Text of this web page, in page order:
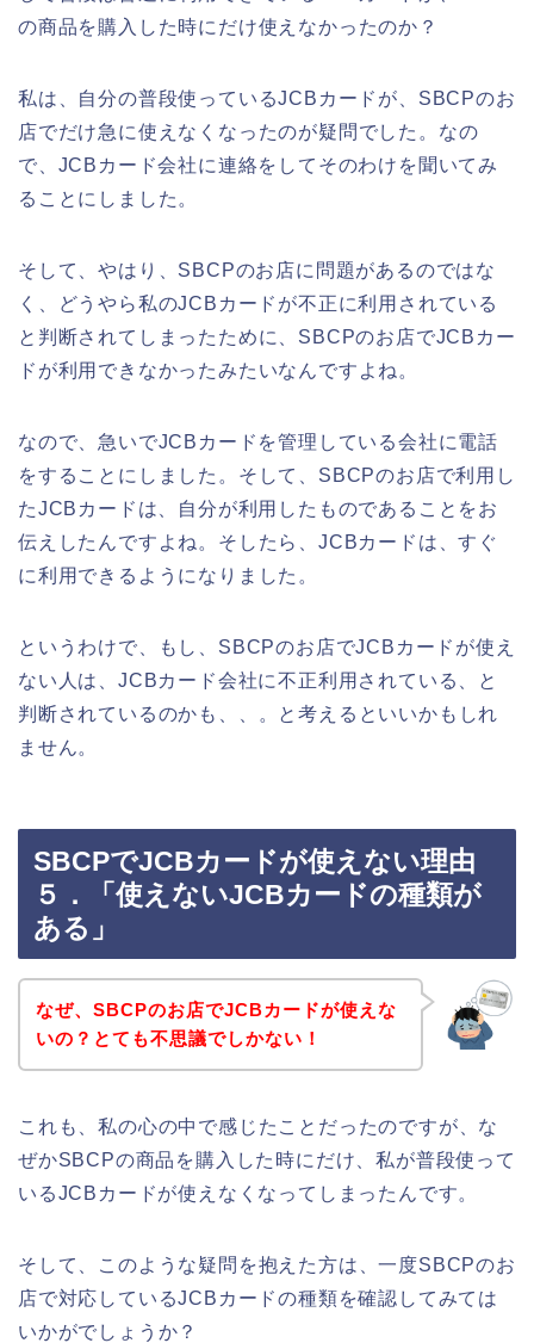
の商品を購入した時にだけ使えなかったのか？
私は、自分の普段使っているJCBカードが、SBCPのお
店でだけ急に使えなくなったのが疑問でした。なの
で、JCBカード会社に連絡をしてそのわけを聞いてみ
ることにしました。
そして、やはり、SBCPのお店に問題があるのではな
く、どうやら私のJCBカードが不正に利用されている
と判断されてしまったために、SBCPのお店でJCBカー
ドが利用できなかったみたいなんですよね。
なので、急いでJCBカードを管理している会社に電話
をすることにしました。そして、SBCPのお店で利用し
たJCBカードは、自分が利用したものであることをお
伝えしたんですよね。そしたら、JCBカードは、すぐ
に利用できるようになりました。
というわけで、もし、SBCPのお店でJCBカードが使え
ない人は、JCBカード会社に不正利用されている、と
判断されているのかも、、。と考えるといいかもしれ
ません。
SBCPでJCBカードが使えない理由
５．「使えないJCBカードの種類が
ある」
なぜ、SBCPのお店でJCBカードが使えな
いの？とても不思議でしかない！
これも、私の心の中で感じたことだったのですが、な
ぜかSBCPの商品を購入した時にだけ、私が普段使って
いるJCBカードが使えなくなってしまったんです。
そして、このような疑問を抱えた方は、一度SBCPのお
店で対応しているJCBカードの種類を確認してみては
いかがでしょうか？